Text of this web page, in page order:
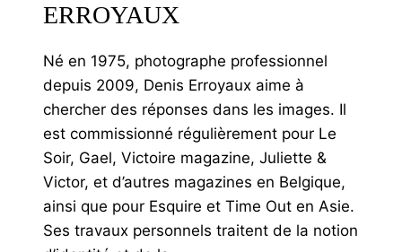
ERROYAUX
Né en 1975, photographe professionnel
depuis 2009, Denis Erroyaux aime à
chercher des réponses dans les images. Il
est commissionné régulièrement pour Le
Soir, Gael, Victoire magazine, Juliette &
Victor, et d’autres magazines en Belgique,
ainsi que pour Esquire et Time Out en Asie.
Ses travaux personnels traitent de la notion